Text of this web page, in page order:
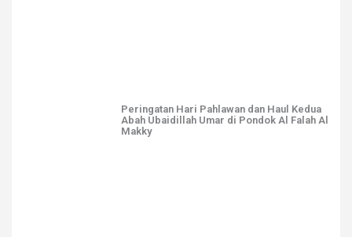
Peringatan Hari Pahlawan dan Haul Kedua
Abah Ubaidillah Umar di Pondok Al Falah Al
Makky